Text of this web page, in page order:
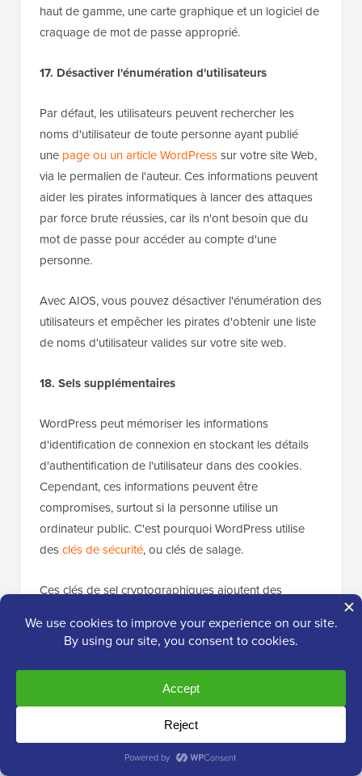
haut de gamme, une carte graphique et un logiciel de
craquage de mot de passe approprié.
17. Désactiver l'énumération d'utilisateurs
Par défaut, les utilisateurs peuvent rechercher les
noms d'utilisateur de toute personne ayant publié
une page ou un article WordPresssur votre site Web,
via le permalien de l'auteur. Ces informations peuvent
aider les pirates informatiques à lancer des attaques
par force brute réussies, car ils n'ont besoin que du
mot de passe pour accéder au compte d'une
personne.
Avec AIOS, vous pouvez désactiver l'énumération des
utilisateurs et empêcher les pirates d'obtenir une liste
de noms d'utilisateur valides sur votre site web.
18. Sels supplémentaires
WordPress peut mémoriser les informations
d'identification de connexion en stockant les détails
d'authentification de l'utilisateur dans des cookies.
Cependant, ces informations peuvent être
compromises, surtout si la personne utilise un
ordinateur public. C'est pourquoi WordPress utilise
desclés de sécurité, ou clés de salage.
Ces clés de sel cryptographiques ajoutent des
connexion de l'utilisateur, ce qui offre une couche de
sécurité supplémentaire. AIOS ajoute 64 nouveaux
caractères aux sels WordPress standard et les
modifie chaque semaine, ce qui rend encore plus
difficile pour les pirates de voler les informations de